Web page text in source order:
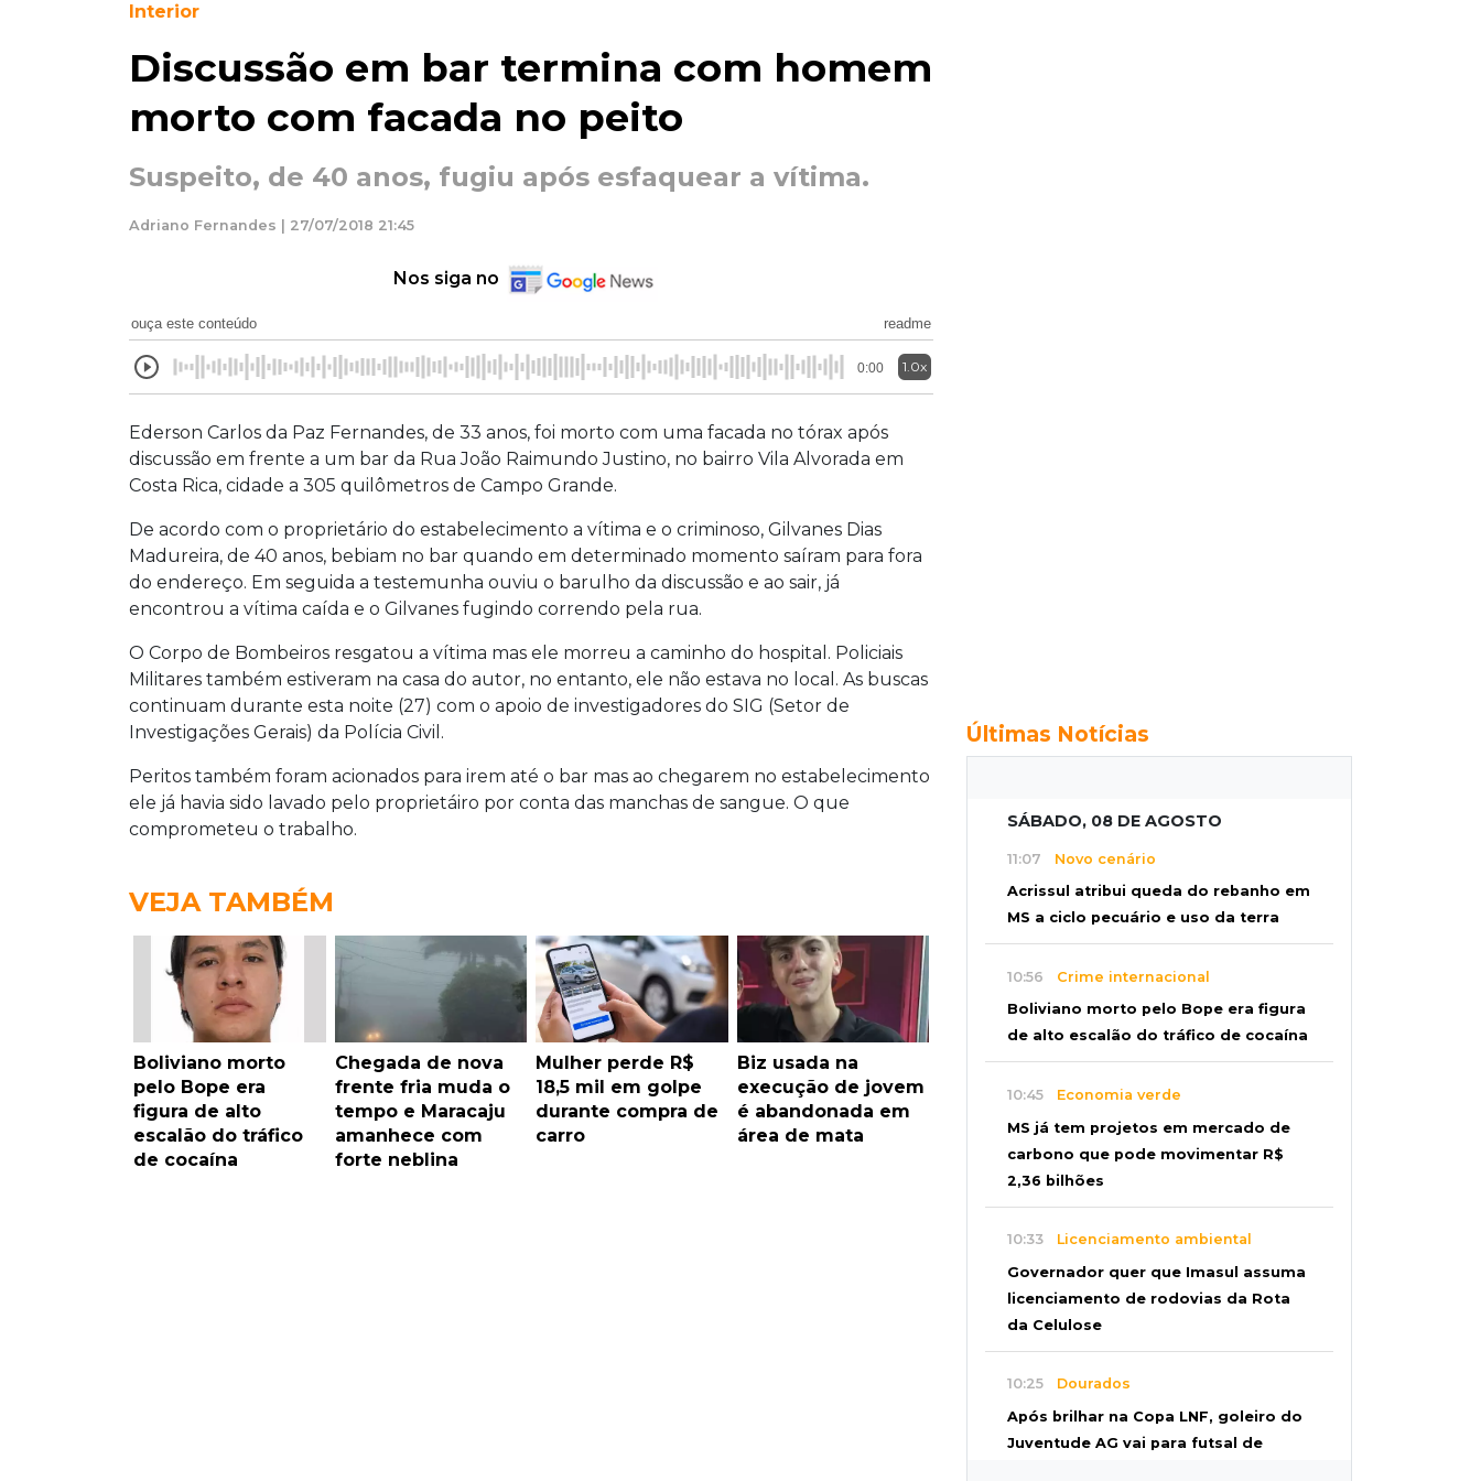
Interior
Discussão em bar termina com homem
morto com facada no peito
Suspeito, de 40 anos, fugiu após esfaquear a vítima.
Adriano Fernandes | 27/07/2018 21:45
Nos siga no
ouça este conteúdo readme
0:00 1.0x
Ederson Carlos da Paz Fernandes, de 33 anos, foi morto com uma facada no tórax após
discussão em frente a um bar da Rua João Raimundo Justino, no bairro Vila Alvorada em
Costa Rica, cidade a 305 quilômetros de Campo Grande.
De acordo com o proprietário do estabelecimento a vítima e o criminoso, Gilvanes Dias
Madureira, de 40 anos, bebiam no bar quando em determinado momento saíram para fora
do endereço. Em seguida a testemunha ouviu o barulho da discussão e ao sair, já
encontrou a vítima caída e o Gilvanes fugindo correndo pela rua.
O Corpo de Bombeiros resgatou a vítima mas ele morreu a caminho do hospital. Policiais
Militares também estiveram na casa do autor, no entanto, ele não estava no local. As buscas
continuam durante esta noite (27) com o apoio de investigadores do SIG (Setor de
Investigações Gerais) da Polícia Civil.
Peritos também foram acionados para irem até o bar mas ao chegarem no estabelecimento
ele já havia sido lavado pelo proprietáiro por conta das manchas de sangue. O que
comprometeu o trabalho.
VEJA TAMBÉM
Boliviano morto
pelo Bope era
figura de alto
escalão do tráfico
de cocaína
Chegada de nova
frente fria muda o
tempo e Maracaju
amanhece com
forte neblina
Mulher perde R$
18,5 mil em golpe
durante compra de
carro
Biz usada na
execução de jovem
é abandonada em
área de mata
Últimas Notícias
SÁBADO, 08 DE AGOSTO
11:07 Novo cenário
Acrissul atribui queda do rebanho em
MS a ciclo pecuário e uso da terra
10:56 Crime internacional
Boliviano morto pelo Bope era figura
de alto escalão do tráfico de cocaína
10:45 Economia verde
MS já tem projetos em mercado de
carbono que pode movimentar R$
2,36 bilhões
10:33 Licenciamento ambiental
Governador quer que Imasul assuma
licenciamento de rodovias da Rota
da Celulose
10:25 Dourados
Após brilhar na Copa LNF, goleiro do
Juventude AG vai para futsal de